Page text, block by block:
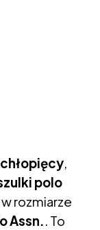
,
polo
w rozmiarze
Assn.. To